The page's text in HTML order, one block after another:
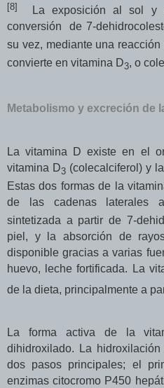
[8]
La exposición al sol
conversión
de 7-
su vez, mediante una
convierte en vitamina D3, o
Metabolismo y excreción de
La vitamina D existe en el
vitamina D3 (colecalciferol) y
Estas dos formas de la
de las cadenas laterales
sintetizada a partir de 7-
piel, y la absorción de
disponible gracias a varias
huevo, leche fortificada. La
de la dieta, principalmente a
La forma activa de la
dihidroxilado. La
dos pasos principales; el
enzimas citocromo P450